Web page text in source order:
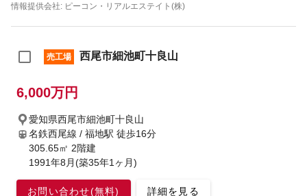
情報提供会社: ピーコン・リアルエステイト(株)
売工場 西尾市細池町十良山
6,000万円
愛知県西尾市細池町十良山
名鉄西尾線 / 福地駅 徒歩16分
305.65㎡ 2階建
1991年8月(築35年1ヶ月)
お問い合わせ(無料) 詳細を見る